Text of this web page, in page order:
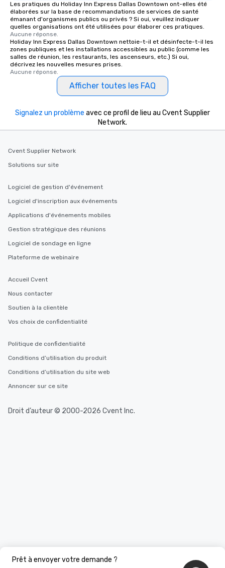
Les pratiques du Holiday Inn Express Dallas Downtown ont-elles été
élaborées sur la base de recommandations de services de santé
émanant d'organismes publics ou privés ? Si oui, veuillez indiquer
quelles organisations ont été utilisées pour élaborer ces pratiques.
Aucune réponse.
Holiday Inn Express Dallas Downtown nettoie-t-il et désinfecte-t-il les
zones publiques et les installations accessibles au public (comme les
salles de réunion, les restaurants, les ascenseurs, etc.) Si oui,
décrivez les nouvelles mesures prises.
Aucune réponse.
Afficher toutes les FAQ
Prêt à envoyer votre demande ?
Signalez un problème avec ce profil de lieu au Cvent Supplier
Network.
Cvent Supplier Network
Solutions sur site
Logiciel de gestion d'événement
Logiciel d'inscription aux événements
Applications d'événements mobiles
Gestion stratégique des réunions
Logiciel de sondage en ligne
Plateforme de webinaire
Accueil Cvent
Nous contacter
Soutien à la clientèle
Vos choix de confidentialité
Politique de confidentialité
Conditions d’utilisation du produit
Conditions d’utilisation du site web
Annoncer sur ce site
Droit d’auteur © 2000-2026 Cvent Inc.